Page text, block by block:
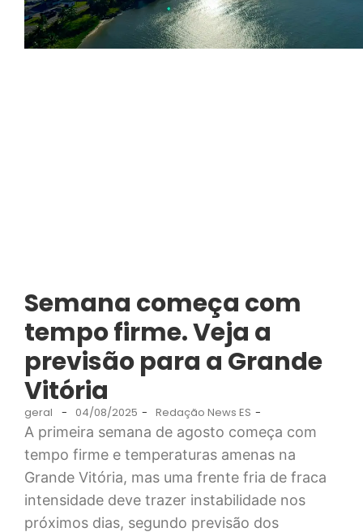
Semana começa com
tempo firme. Veja a
previsão para a Grande
Vitória
geral - 04/08/2025 - Redação News ES -
A primeira semana de agosto começa com
tempo firme e temperaturas amenas na
Grande Vitória, mas uma frente fria de fraca
intensidade deve trazer instabilidade nos
próximos dias, segundo previsão dos